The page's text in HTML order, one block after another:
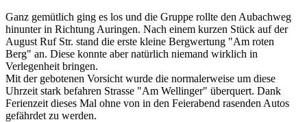
Ganz gemütlich ging es los und die Gruppe rollte den Aubachweg
hinunter in Richtung Auringen. Nach einem kurzen Stück auf der
August Ruf Str. stand die erste kleine Bergwertung "Am roten
Berg" an. Diese konnte aber natürlich niemand wirklich in
Verlegenheit bringen.
Mit der gebotenen Vorsicht wurde die normalerweise um diese
Uhrzeit stark befahren Strasse "Am Wellinger" überquert. Dank
Ferienzeit dieses Mal ohne von in den Feierabend rasenden Autos
gefährdet zu werden.